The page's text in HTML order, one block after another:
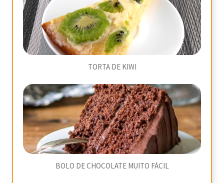
TORTA DE KIWI
BOLO DE CHOCOLATE MUITO FÁCIL